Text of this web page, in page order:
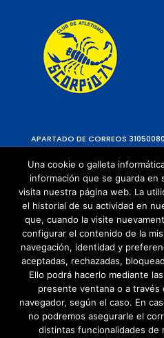
APARTADO DE CORREOS 310
Política de Privacidad
Política de cookies
Una cookie o galleta
información que se guarda en
visita nuestra página web. La
el historial de su actividad en
que, cuando la visite
configurar el contenido de la
navegación, identidad y
aceptadas, rechazadas,
Ello podrá hacerlo mediante
presente ventana o a través
navegador, según el caso. En
no podremos asegurarle el
distintas funcionalidades de